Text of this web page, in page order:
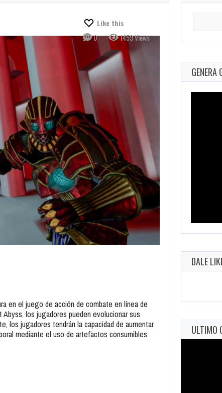
Like this
0
1459 Views
en el juego de acción de combate en línea de
los jugadores pueden evolucionar sus
los jugadores tendrán la capacidad de aumentar
mediante el uso de artefactos consumibles.
GENERA
DALE
ULTIMO